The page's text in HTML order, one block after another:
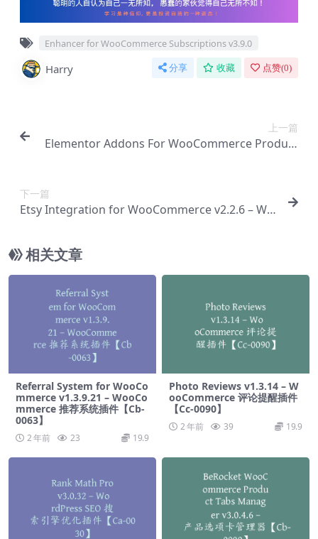
Enhancer for WooCommerce Subscriptions v3.9.0
Harry 分享 收藏 点赞(0)
上一篇
Elementor Addons For WooCommerce Product
下一篇
Etsy Integration for WooCommerce v2.2.6 – Wo
相关文章
Referral System for WooCo
mmerce v1.3.9.21 – WooCo
mmerce 推荐系统插件【Cb-
0063】
2 年前 23 19.9
Photo Reviews v1.3.14 – W
ooCommerce 评论提醒插件
【Cc-0090】
2 年前 39 19.9